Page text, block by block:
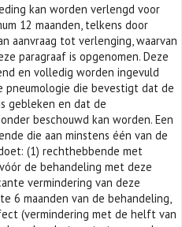
kan worden verlengd voor
12 maanden, telkens door
aanvraag tot verlenging, waarvan
paragraaf is opgenomen. Deze
en volledig worden ingevuld
pneumologie die bevestigt dat de
gebleken en dat de
beschouwd kan worden. Een
die aan minstens één van de
(1) rechthebbende met
de behandeling met deze
vermindering van deze
6 maanden van de behandeling,
(vermindering met de helft van